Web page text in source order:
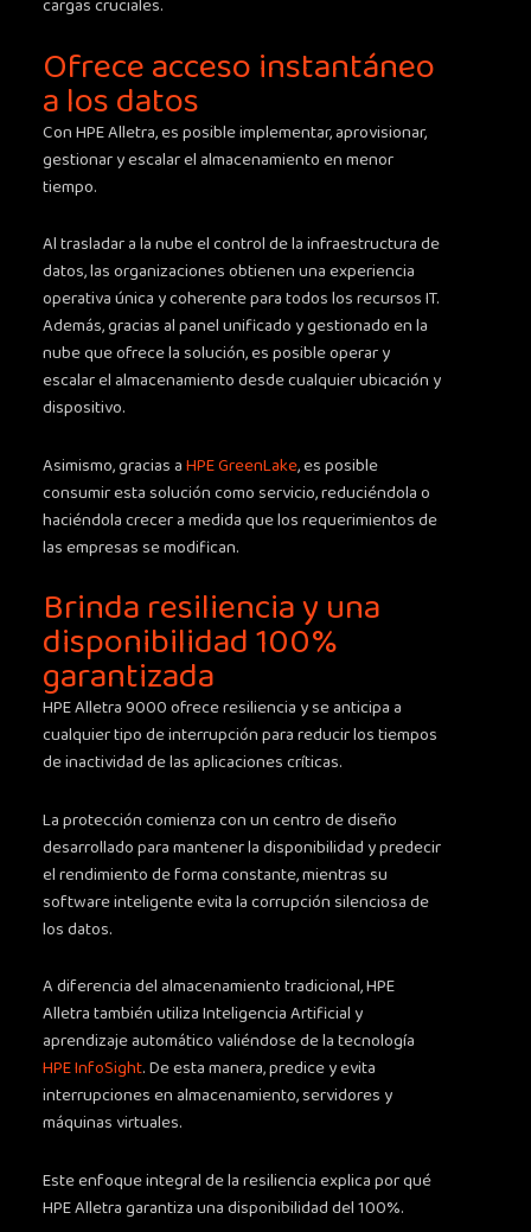
cargas cruciales.
Ofrece acceso instantáneo
a los datos
Con HPE Alletra, es posible implementar, aprovisionar,
gestionar y escalar el almacenamiento en menor
tiempo.
Al trasladar a la nube el control de la infraestructura de
datos, las organizaciones obtienen una experiencia
operativa única y coherente para todos los recursos IT.
Además, gracias al panel unificado y gestionado en la
nube que ofrece la solución, es posible operar y
escalar el almacenamiento desde cualquier ubicación y
dispositivo.
Asimismo, gracias aHPE GreenLake, es posible
consumir esta solución como servicio, reduciéndola o
haciéndola crecer a medida que los requerimientos de
las empresas se modifican.
Brinda resiliencia y una
disponibilidad 100%
garantizada
HPE Alletra 9000 ofrece resiliencia y se anticipa a
cualquier tipo de interrupción para reducir los tiempos
de inactividad de las aplicaciones críticas.
La protección comienza con un centro de diseño
desarrollado para mantener la disponibilidad y predecir
el rendimiento de forma constante, mientras su
software inteligente evita la corrupción silenciosa de
los datos.
A diferencia del almacenamiento tradicional, HPE
Alletra también utiliza Inteligencia Artificial y
aprendizaje automático valiéndose de la tecnología
HPE InfoSight. De esta manera, predice y evita
interrupciones en almacenamiento, servidores y
máquinas virtuales.
Este enfoque integral de la resiliencia explica por qué
HPE Alletra garantiza una disponibilidad del 100%.